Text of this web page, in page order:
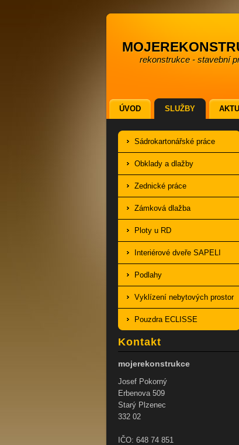
rekonstrukce - stavební
Sádrokartonářské práce
Obklady a dlažby
Zednické práce
Zámková dlažba
Ploty u RD
Interiérové dveře SAPELI
Podlahy
Vyklízení nebytových prostor
Pouzdra ECLISSE
Kontakt
mojerekonstrukce
Josef Pokorný
Erbenova 509
Starý Plzenec
332 02
IČO: 648 74 851
ÚVOD SLUŽBY